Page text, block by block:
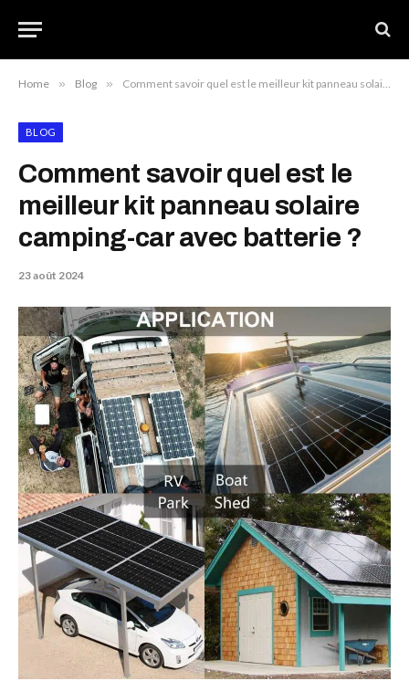
Home » Blog » Comment savoir quel est le meilleur kit panneau solaire camping-car avec batterie ?
BLOG
Comment savoir quel est le
meilleur kit panneau solaire
camping-car avec batterie ?
23 août 2024